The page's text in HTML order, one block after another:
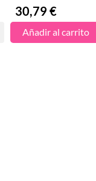
Precio
30,79 €
Añadir al carrito